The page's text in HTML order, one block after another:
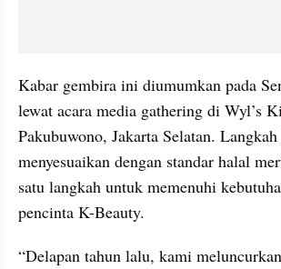
Kabar gembira ini diumumkan pada
lewat acara media gathering di Wyl’s
Pakubuwono, Jakarta Selatan.
menyesuaikan dengan standar halal
satu langkah untuk memenuhi
pencinta K-Beauty.
“Delapan tahun lalu, kami